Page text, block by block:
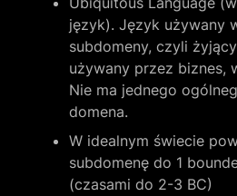
język). Język używany
subdomeny, czyli
używany przez biznes,
Nie ma jednego
domena.
W idealnym świecie
subdomenę do 1
(czasami do 2-3 BC)